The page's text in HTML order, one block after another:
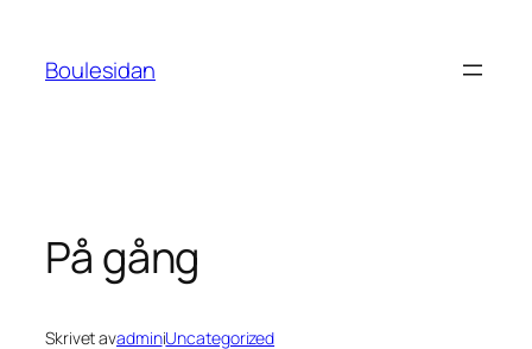
innehåll
Boulesidan
På gång
Skrivet avadminiUncategorized